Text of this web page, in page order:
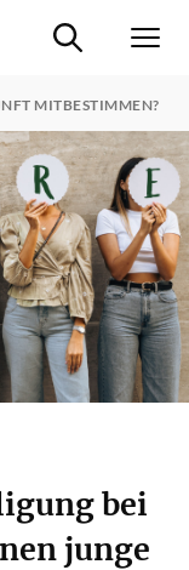
Suche ein-/
MITBESTIMMEN?
bei
junge